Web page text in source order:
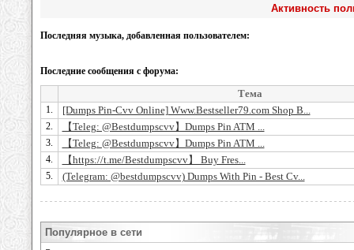
Активность
Последняя музыка, добавленная пользователем:
Последние сообщения с форума:
Тема
1. [Dumps Pin-Cvv Online] Www.Bestseller79.com Shop B...
2. 【Teleg: @Bestdumpscvv】Dumps Pin ATM ...
3. 【Teleg: @Bestdumpscvv】Dumps Pin ATM ...
4. 【https://t.me/Bestdumpscvv】 Buy Fres...
5. (Telegram: @bestdumpscvv) Dumps With Pin - Best Cv...
Популярное в сети